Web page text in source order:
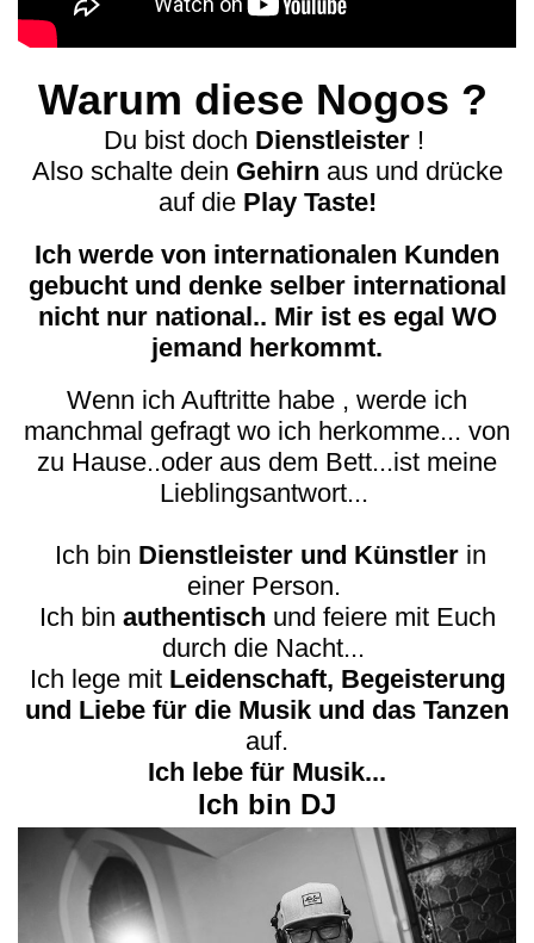
Warum diese Nogos ?
Du bist doch Dienstleister!
Also schalte dein Gehirn aus und drücke
auf diePlay Taste!
Ich werde von internationalen Kunden
gebucht und denke selber international
nicht nur national.. Mir ist es egal WO
jemand herkommt.
Wenn ich Auftritte habe , werde ich
manchmal gefragt wo ich herkomme... von
zu Hause..oder aus dem Bett...ist meine
Lieblingsantwort...
Ich bin Dienstleister und Künstler in
einer Person.
Ich bin authentisch und feiere mit Euch
durch die Nacht...
Ich lege mitLeidenschaft, Begeisterung
und Liebe für die Musik und das Tanzen
auf.
Ich lebe für Musik...
Ich bin DJ